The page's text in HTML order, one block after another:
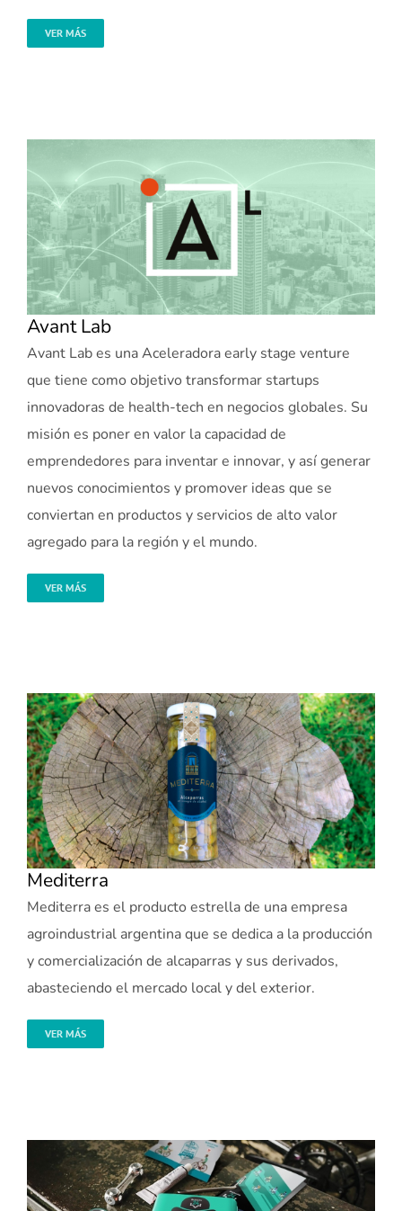
VER MÁS
Avant Lab
Avant Lab es una Aceleradora early stage venture
que tiene como objetivo transformar startups
innovadoras de health-tech en negocios globales. Su
misión es poner en valor la capacidad de
emprendedores para inventar e innovar, y así generar
nuevos conocimientos y promover ideas que se
conviertan en productos y servicios de alto valor
agregado para la región y el mundo.
VER MÁS
Mediterra
Mediterra es el producto estrella de una empresa
agroindustrial argentina que se dedica a la producción
y comercialización de alcaparras y sus derivados,
abasteciendo el mercado local y del exterior.
VER MÁS